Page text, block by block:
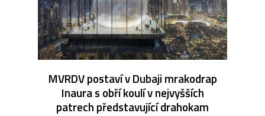
MVRDV postaví v Dubaji mrakodrap
Inaura s obří koulí v nejvyšších
patrech představující drahokam